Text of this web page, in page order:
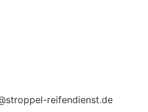
reifendienst.de